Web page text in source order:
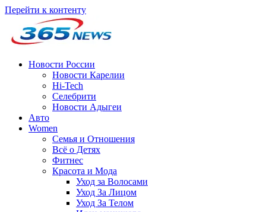
Перейти к контенту
Новости России
Новости Карелии
Hi-Tech
Селебрити
Новости Адыгеи
Авто
Women
Семья и Отношения
Всё о Детях
Фитнес
Красота и Мода
Уход за Волосами
Уход За Лицом
Уход За Телом